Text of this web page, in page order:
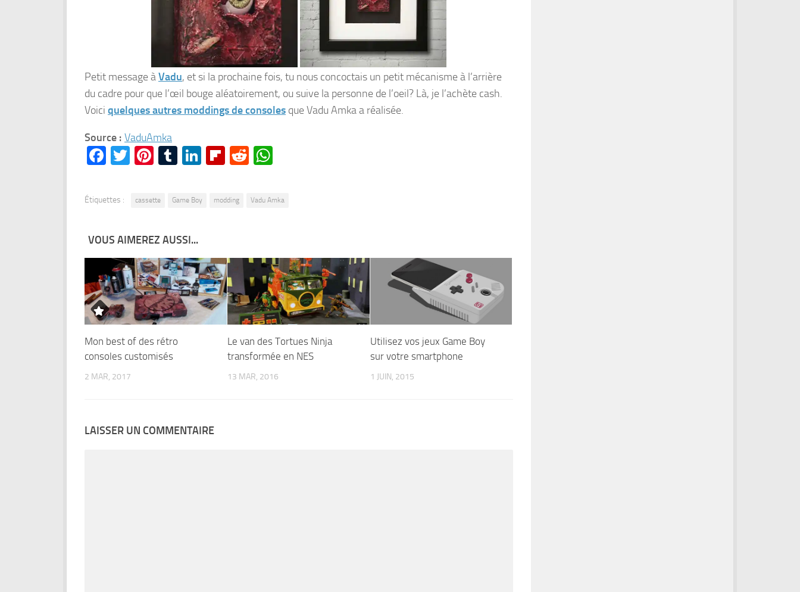
Petit message àVadu, et si la prochaine fois, tu nous concoctais un petit mécanisme à l’arrière
du cadre pour que l’œil bouge aléatoirement, ou suive la personne de l’oeil? Là, je l’achète cash.
Voici quelques autres moddings de consoles que Vadu Amka a réalisée.
Source : VaduAmka
Facebook
Twitter
Pinterest
Tumblr
LinkedIn
Flipboard
Reddit
Étiquettes : cassette Game Boy modding Vadu Amka
VOUS AIMEREZ AUSSI...
Mon best of des rétro
consoles customisés
2 MAR, 2017
Le van des Tortues Ninja
transformée en NES
13 MAR, 2016
Utilisez vos jeux Game Boy
sur votre smartphone
1 JUIN, 2015
LAISSER UN COMMENTAIRE